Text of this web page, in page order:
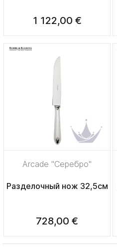
1 122,00 €
Arcade "Серебро"
Разделочный нож 32,5см
728,00 €